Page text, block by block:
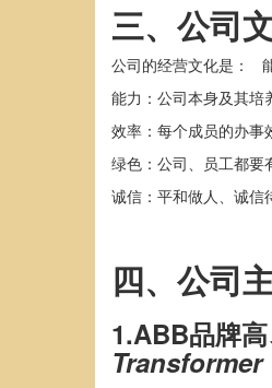
三、公司
公司的经营文化是：
能力：公司本身及其培
效率：每个成员的办事
绿色：公司、员工都要
诚信：平和做人、诚信
四、公司
1.ABB品牌
Transformer